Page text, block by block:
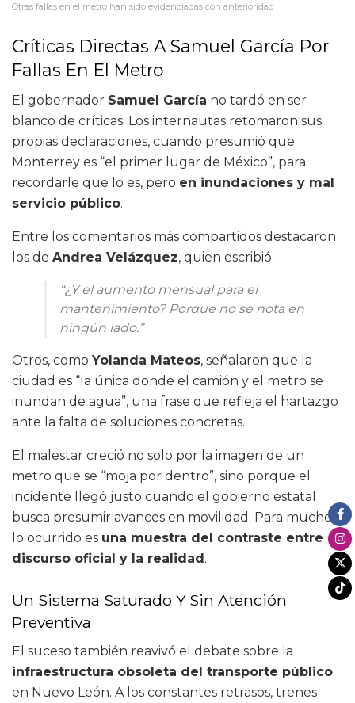
Otras fallas en el metro han sido evidenciadas con anterioridad
Críticas Directas A Samuel García Por
Fallas En El Metro
El gobernador Samuel García no tardó en ser
blanco de críticas. Los internautas retomaron sus
propias declaraciones, cuando presumió que
Monterrey es “el primer lugar de México”, para
recordarle que lo es, pero en inundaciones y mal
servicio público.
Entre los comentarios más compartidos destacaron
los de Andrea Velázquez, quien escribió:
“¿Y el aumento mensual para el
mantenimiento? Porque no se nota en
ningún lado.”
Otros, como Yolanda Mateos, señalaron que la
ciudad es “la única donde el camión y el metro se
inundan de agua”, una frase que refleja el hartazgo
ante la falta de soluciones concretas.
El malestar creció no solo por la imagen de un
metro que se “moja por dentro”, sino porque el
incidente llegó justo cuando el gobierno estatal
busca presumir avances en movilidad. Para muchos,
lo ocurrido es una muestra del contraste entre el
discurso oficial y la realidad.
Un Sistema Saturado Y Sin Atención
Preventiva
El suceso también reavivó el debate sobre la
infraestructura obsoleta del transporte público
en Nuevo León. A los constantes retrasos, trenes